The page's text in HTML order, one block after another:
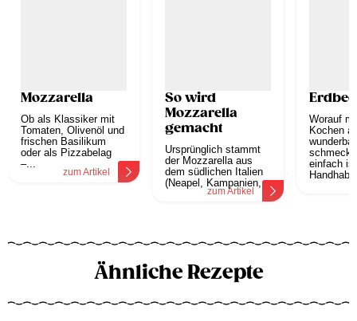
Mozzarella
Ob als Klassiker mit
Tomaten, Olivenöl und
frischen Basilikum
oder als Pizzabelag
–...
zum Artikel
So wird
Mozzarella
gemacht
Ursprünglich stammt
der Mozzarella aus
dem südlichen Italien
(Neapel, Kampanien,...
zum Artikel
Worauf
Kochen
einfach
Ähnliche Rezepte